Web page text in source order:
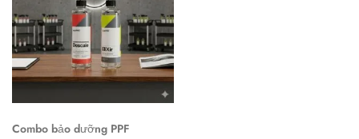
Combo bảo dưỡng PPF